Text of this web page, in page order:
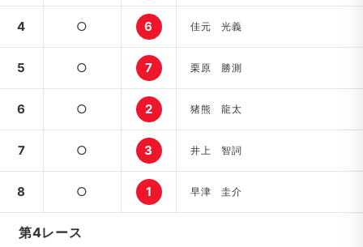
4 ○ 6 佳元 光義
5 ○ 7 栗原 勝測
6 ○ 2 猪熊 龍太
7 ○ 3 井上 智詞
8 ○ 1 早津 圭介
第4レース